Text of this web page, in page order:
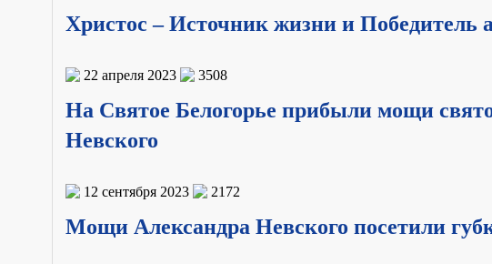
Христос – Источник жизни и Победитель
22 апреля 2023 3508
На Святое Белогорье прибыли мощи
Невского
12 сентября 2023 2172
Мощи Александра Невского посетили